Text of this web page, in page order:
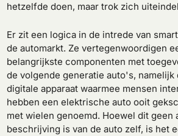
hetzelfde doen, maar trok zich
Er zit een logica in de intrede van
de automarkt. Ze vertegenwoordigen
belangrijkste componenten met
de volgende generatie auto's, namelijk
digitale apparaat waarmee mensen
hebben een elektrische auto ooit
met wielen genoemd. Hoewel dit geen
beschrijving is van de auto zelf, is het